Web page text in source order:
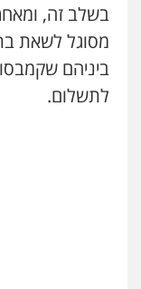
בשלב זה,
מסוגל לשאת
ביניהם
לתשלום.